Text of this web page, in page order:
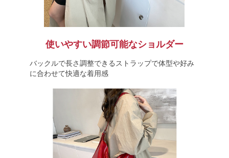
使いやすい調節可能なショルダー
バックルで長さ調整できるストラップで体型や好み
に合わせて快適な着用感